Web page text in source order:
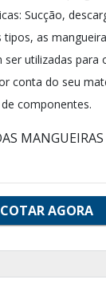
Sucção,
as
utilizadas para
conta do seu
componentes.
COTAR AGORA